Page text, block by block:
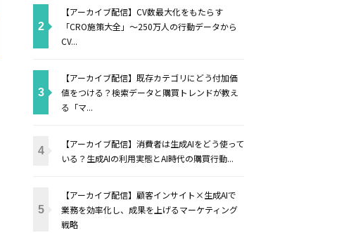
【アーカイブ配信】CV数最大化をもたらす
「CRO施策大全」〜250万人の行動データから
CV...
【アーカイブ配信】既存カテゴリにどう付加価
値をつける？検索データと購買トレンドが教え
る「マ...
【アーカイブ配信】消費者は生成AIをどう使って
いる？生成AIの利用実態とAI時代の購買行動...
【アーカイブ配信】顧客インサイト×生成AIで
業務を効率化し、成果を上げるマーケティング
戦略